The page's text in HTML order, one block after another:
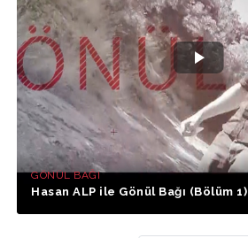
GÖNÜL BAĞI
Hasan ALP ile Gönül Bağı (Bölüm 1)